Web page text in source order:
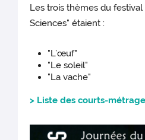
Les trois thèmes du
Sciences" étaient :
"L’œuf"
"Le soleil"
"La vache"
> Liste des courts-